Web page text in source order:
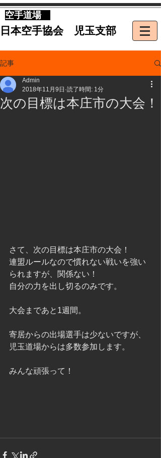
​空手道場
​日本空手協会 児玉支部
記事
次の目標は本庄市の大会！
Admin
2018年11月9日 読了時間: 1分
さて、次の目標は本庄市の大会！
連盟ルールなので慣れない戦いを強い
られますが、関係ない！
自分の力を出し切るのみです。
大会まであと1週間。
寄居からの出場選手は少ないですが、
児玉道場からは多数参加します。
みんな頑張って！